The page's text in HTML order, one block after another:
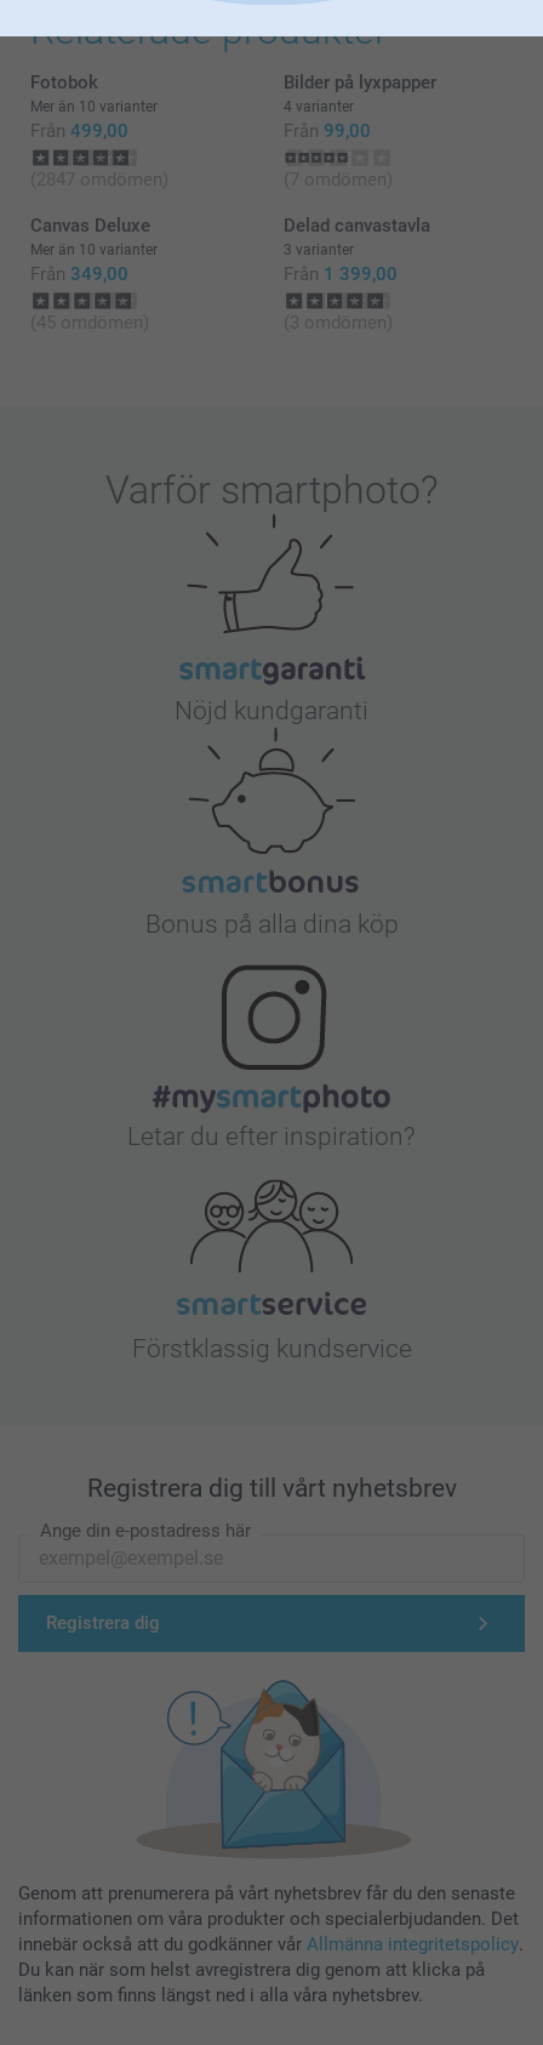
Relaterade produkter
Fotobok
Mer än 10 varianter
Från 499,00
(2847 omdömen)
Bilder på lyxpapper
4 varianter
Från 99,00
(7 omdömen)
Canvas Deluxe
Mer än 10 varianter
Från 349,00
(45 omdömen)
Delad canvastavla
3 varianter
Från 1 399,00
(3 omdömen)
Varför smartphoto?
Nöjd kundgaranti
Bonus på alla dina köp
Letar du efter inspiration?
Förstklassig kundservice
Registrera dig till vårt nyhetsbrev
Ange din e-postadress här
Registrera dig
Genom att prenumerera på vårt nyhetsbrev får du den senaste
informationen om våra produkter och specialerbjudanden. Det
innebär också att du godkänner vår Allmänna integritetspolicy.
Du kan när som helst avregistrera dig genom att klicka på
länken som finns längst ned i alla våra nyhetsbrev.